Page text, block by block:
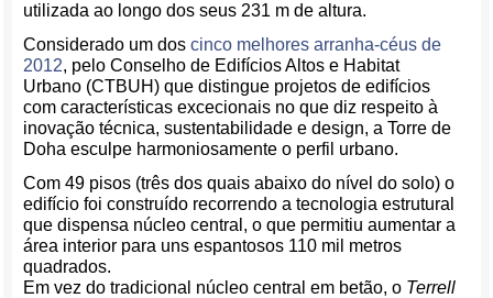
utilizada ao longo dos seus 231 m de altura.
Considerado um doscinco melhores arranha-céus de
2012, pelo Conselho de Edifícios Altos e Habitat
Urbano (CTBUH) que distingue projetos de edifícios
com características excecionais no que diz respeito à
inovação técnica, sustentabilidade e design, a Torre de
Doha esculpe harmoniosamente o perfil urbano.
Com 49 pisos (três dos quais abaixo do nível do solo) o
edifício foi construído recorrendo a tecnologia estrutural
que dispensa núcleo central, o que permitiu aumentar a
área interior para uns espantosos 110 mil metros
quadrados.
Em vez do tradicional núcleo central em betão, o Terrell